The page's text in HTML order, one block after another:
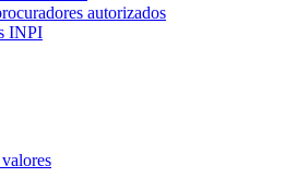
autorizados
INPI